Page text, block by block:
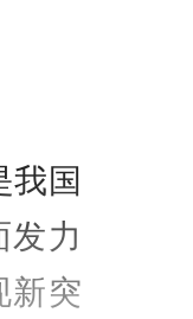
我国
发力
新突